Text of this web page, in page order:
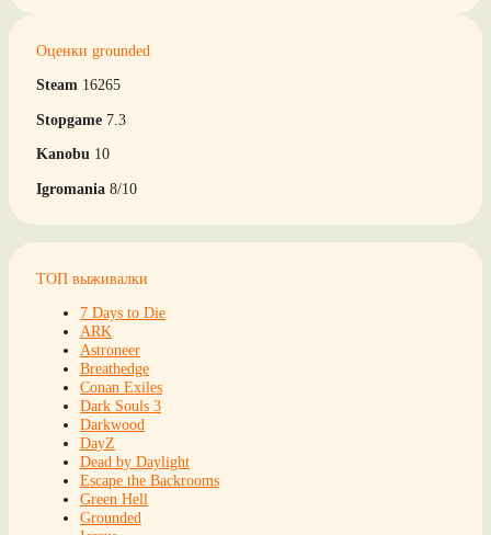
Оценки grounded
Steam 16265
Stopgame 7.3
Kanobu 10
Igromania 8/10
ТОП выживалки
7 Days to Die
ARK
Astroneer
Breathedge
Conan Exiles
Dark Souls 3
Darkwood
DayZ
Dead by Daylight
Escape the Backrooms
Green Hell
Grounded